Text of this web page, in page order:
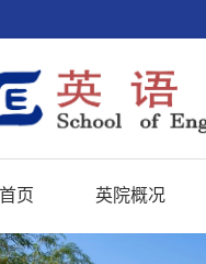
首页 英院概况